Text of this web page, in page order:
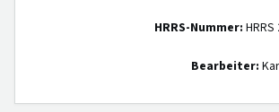
HRRS-Nummer:
Bearbeiter: